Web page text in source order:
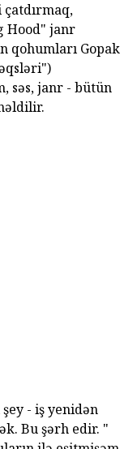
Hood" janr
qohumları Gopak
səs, janr - bütün
- iş yenidən
Bu şərh edir. "